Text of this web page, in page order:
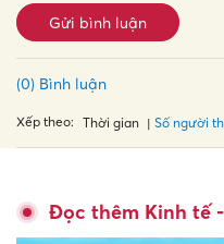
Gửi bình luận
(0) Bình luận
Xếp theo: Thời gian Số người
Đọc thêm Kinh tế